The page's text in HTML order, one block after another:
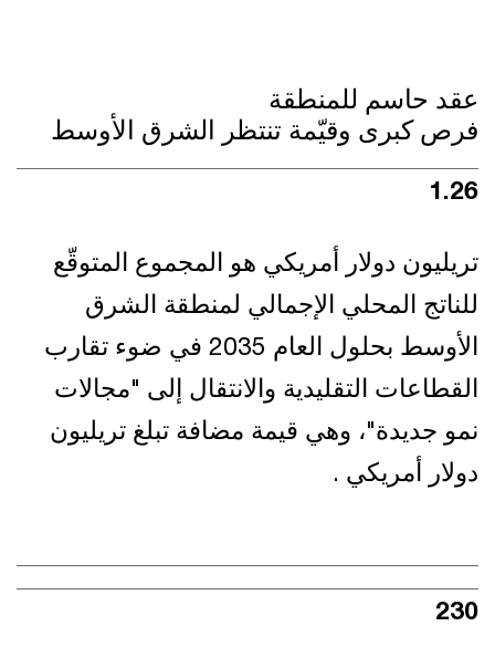
a
modal
window.
عقد حاسم للمنطقة
فرص كبرى وقيّمة تنتظر الشرق الأوسط
3.57
تريليون دولار أمريكي هو المجموع المتوقّع
للناتج المحلي الإجمالي لمنطقة الشرق
الأوسط بحلول العام 2035 في ضوء تقارب
القطاعات التقليدية والانتقال إلى "مجالات
نمو جديدة"، وهي قيمة مضافة تبلغ تريليون
دولار أمريكي .
232